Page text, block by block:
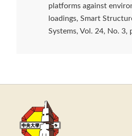
platforms against
loadings, Smart
Systems, Vol. 24, No. 3,